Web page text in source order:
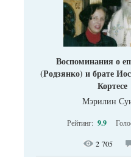
Воспоминания о
(Родзянко) и брате
Кортесе
Мэрилин
Рейтинг: 9.9
2 705